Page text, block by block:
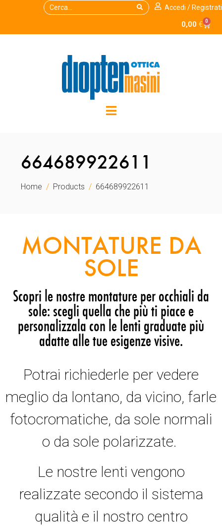
Accedi / Registrati
0,00 € 0
664689922611
Home Products 664689922611
MONTATURE DA
SOLE
Scopri le nostre montature per occhiali da
sole: scegli quella che più ti piace e
personalizzala con le lenti graduate più
adatte alle tue esigenze visive.
Potrai richiederle per vedere
meglio da lontano, da vicino, farle
fotocromatiche, da sole normali
o da sole polarizzate.
Le nostre lenti vengono
realizzate secondo il sistema
qualità e il nostro centro